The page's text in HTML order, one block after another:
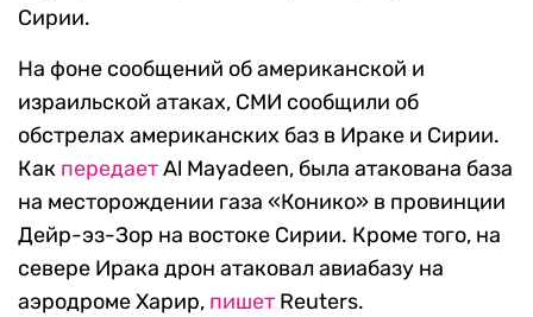
Сирии.
На фоне сообщений об американской и
израильской атаках, СМИ сообщили об
обстрелах американских баз в Ираке и Сирии.
Как передаетAl Mayadeen, была атакована база
на месторождении газа «Конико» в провинции
Дейр-эз-Зор на востоке Сирии. Кроме того, на
севере Ирака дрон атаковал авиабазу на
аэродроме Харир, пишет Reuters.